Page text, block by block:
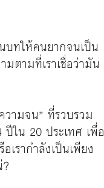
บทให้คนยากจนเป็น
ตามที่เราเชื่อว่ามัน
ามจน” ที่รวบรวม
ใน 20 ประเทศ เพื่อ
รากำลังเป็นเพียง